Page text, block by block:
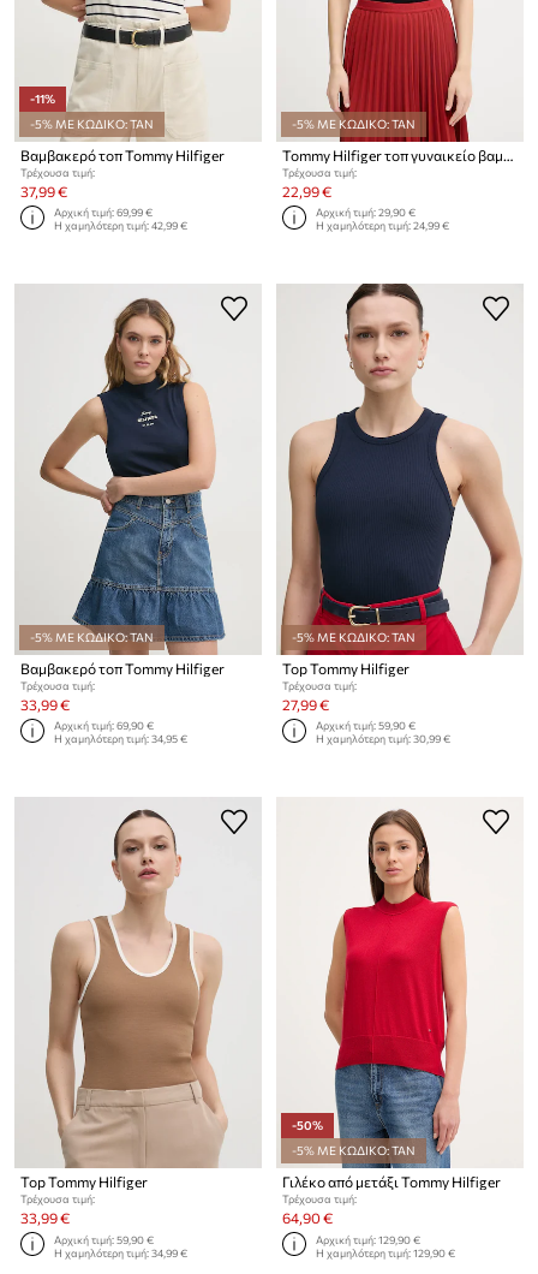
-11%
-5% ΜΕ ΚΩΔΙΚΟ: TAN
Βαμβακερό τοπ Tommy Hilfiger
Τρέχουσα τιμή:
37,99 €
Αρχική τιμή:69,99 €
Η χαμηλότερη τιμή:42,99 €
-5% ΜΕ ΚΩΔΙΚΟ: TAN
Τρέχουσα τιμή:
22,99 €
Αρχική τιμή:29,90 €
Η χαμηλότερη τιμή:24,99 €
-5% ΜΕ ΚΩΔΙΚΟ: TAN
Βαμβακερό τοπ Tommy Hilfiger
Τρέχουσα τιμή:
33,99 €
Αρχική τιμή:69,90 €
Η χαμηλότερη τιμή:34,95 €
-5% ΜΕ ΚΩΔΙΚΟ: TAN
Top Tommy Hilfiger
Τρέχουσα τιμή:
27,99 €
Αρχική τιμή:59,90 €
Η χαμηλότερη τιμή:30,99 €
Top Tommy Hilfiger
Τρέχουσα τιμή:
33,99 €
Αρχική τιμή:59,90 €
Η χαμηλότερη τιμή:34,99 €
-50%
-5% ΜΕ ΚΩΔΙΚΟ: TAN
Γιλέκο από μετάξι Tommy Hilfiger
Τρέχουσα τιμή:
64,90 €
Αρχική τιμή:129,90 €
Η χαμηλότερη τιμή:129,90 €